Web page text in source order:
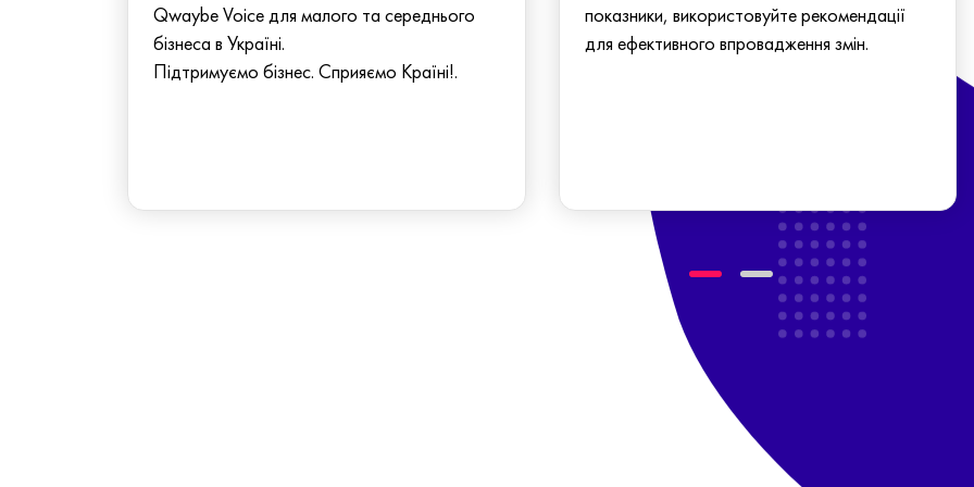
Qwaybe Voice для малого та середнього
бізнеса в Україні.
Підтримуємо бізнес. Сприяємо Країні!.
показники, використовуйте рекомендації
для ефективного впровадження змін.